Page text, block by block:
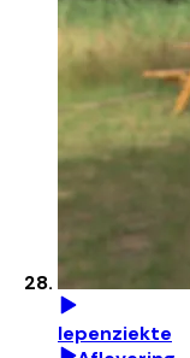
Iepenziekte